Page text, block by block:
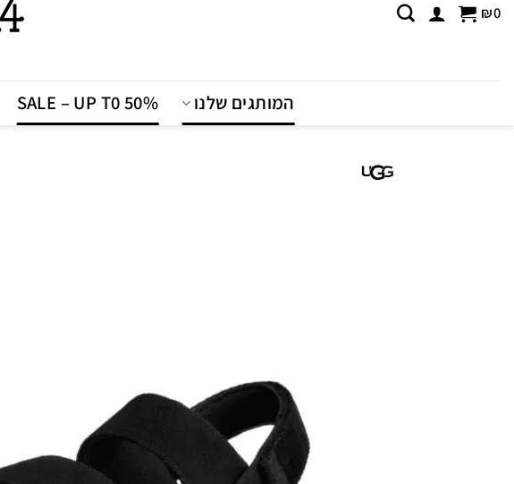
₪0
המותגים שלנו SALE – UP T0 50%